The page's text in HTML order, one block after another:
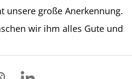
unsere große Anerkennung.
wir ihm alles Gute und